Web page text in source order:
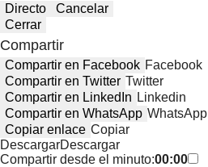
Directo
Cancelar
Cerrar
Compartir
Compartir en Facebook Facebook
Compartir en Twitter Twitter
Compartir en LinkedIn Linkedin
Compartir en WhatsApp WhatsApp
Copiar enlace Copiar
DescargarDescargar
Compartir desde el minuto:00:00